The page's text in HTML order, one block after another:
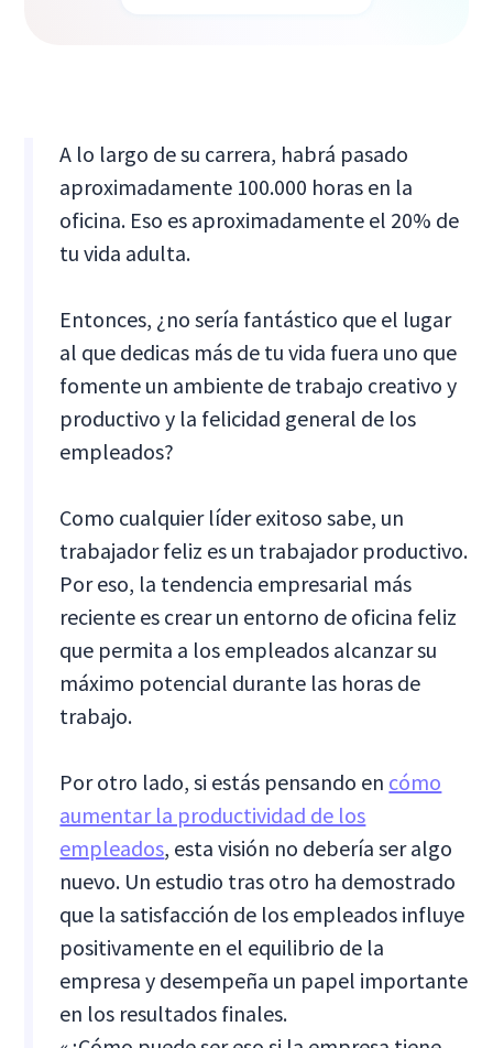
A lo largo de su carrera, habrá pasado
aproximadamente 100.000 horas en la
oficina. Eso es aproximadamente el 20% de
tu vida adulta.
Entonces, ¿no sería fantástico que el lugar
al que dedicas más de tu vida fuera uno que
fomente un ambiente de trabajo creativo y
productivo y la felicidad general de los
empleados?
Como cualquier líder exitoso sabe, un
trabajador feliz es un trabajador productivo.
Por eso, la tendencia empresarial más
reciente es crear un entorno de oficina feliz
que permita a los empleados alcanzar su
máximo potencial durante las horas de
trabajo.
Por otro lado, si estás pensando en cómo
aumentar la productividad de los
empleados, esta visión no debería ser algo
nuevo. Un estudio tras otro ha demostrado
que la satisfacción de los empleados influye
positivamente en el equilibrio de la
empresa y desempeña un papel importante
en los resultados finales.